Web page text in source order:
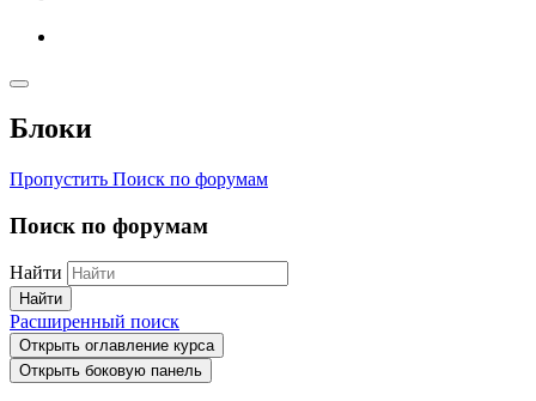
Блоки
Пропустить Поиск по форумам
Поиск по форумам
Найти
Найти
Расширенный поиск
Открыть оглавление курса
Открыть боковую панель